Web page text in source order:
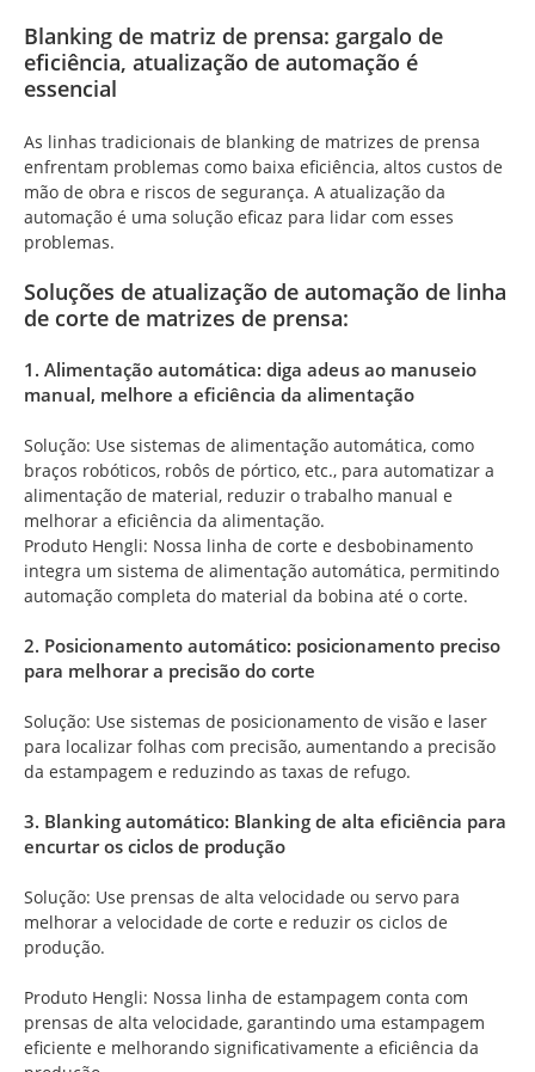
Blanking de matriz de prensa: gargalo de
eficiência, atualização de automação é
essencial
As linhas tradicionais de blanking de matrizes de prensa
enfrentam problemas como baixa eficiência, altos custos de
mão de obra e riscos de segurança. A atualização da
automação é uma solução eficaz para lidar com esses
problemas.
Soluções de atualização de automação de linha
de corte de matrizes de prensa:
1. Alimentação automática: diga adeus ao manuseio
manual, melhore a eficiência da alimentação
Solução: Use sistemas de alimentação automática, como
braços robóticos, robôs de pórtico, etc., para automatizar a
alimentação de material, reduzir o trabalho manual e
melhorar a eficiência da alimentação.
Produto Hengli: Nossa linha de corte e desbobinamento
integra um sistema de alimentação automática, permitindo
automação completa do material da bobina até o corte.
2. Posicionamento automático: posicionamento preciso
para melhorar a precisão do corte
Solução: Use sistemas de posicionamento de visão e laser
para localizar folhas com precisão, aumentando a precisão
da estampagem e reduzindo as taxas de refugo.
3. Blanking automático: Blanking de alta eficiência para
encurtar os ciclos de produção
Solução: Use prensas de alta velocidade ou servo para
melhorar a velocidade de corte e reduzir os ciclos de
produção.
Produto Hengli: Nossa linha de estampagem conta com
prensas de alta velocidade, garantindo uma estampagem
eficiente e melhorando significativamente a eficiência da